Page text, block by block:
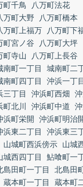
町千鳥
八万町法花
万町大野
八万町橋本
万町上福万
八万町下
町宮ノ谷
八万町大坪
町寺山
八万町上長谷
南町一丁目
城南町二
南町四丁目
沖浜一丁目
三丁目 沖浜町西畑
町北川 沖浜町中道
浜町栄開
沖浜町明治
浜東二丁目
沖浜東三
山城町西浜傍示
山城
城西四丁目
鮎喰町一
島田町一丁目
北島田
蔵本町一丁目
蔵本町